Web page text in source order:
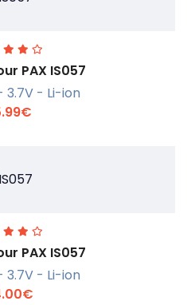
+
PAX IS057
3.7V - Li-ion
PAX IS057
3.7V - Li-ion